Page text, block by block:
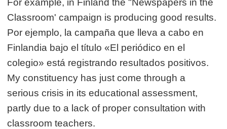
Classroom' campaign is producing good results.
Por ejemplo, la campaña que lleva a cabo en
Finlandia bajo el título «El periódico en el
colegio» está registrando resultados positivos.
My constituency has just come through a
serious crisis in its educational assessment,
partly due to a lack of proper consultation with
classroom teachers.